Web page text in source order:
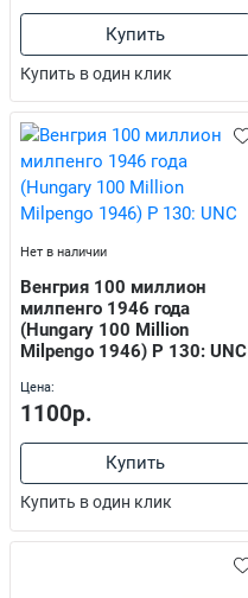
Купить
Купить в один клик
Нет в наличии
Венгрия 100 миллион
милпенго 1946 года
(Hungary 100 Million
Milpengo 1946) P 130: UNC
Цена:
1100р.
Купить
Купить в один клик